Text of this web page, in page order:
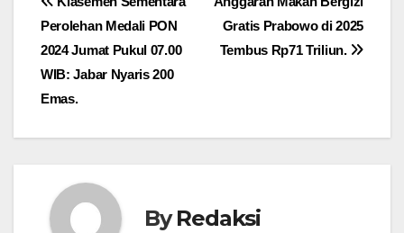
pos
Gratis Prabowo di 2025
Tembus Rp71 Triliun.
Perolehan Medali PON
2024 Jumat Pukul 07.00
WIB: Jabar Nyaris 200
Emas.
ByRedaksi